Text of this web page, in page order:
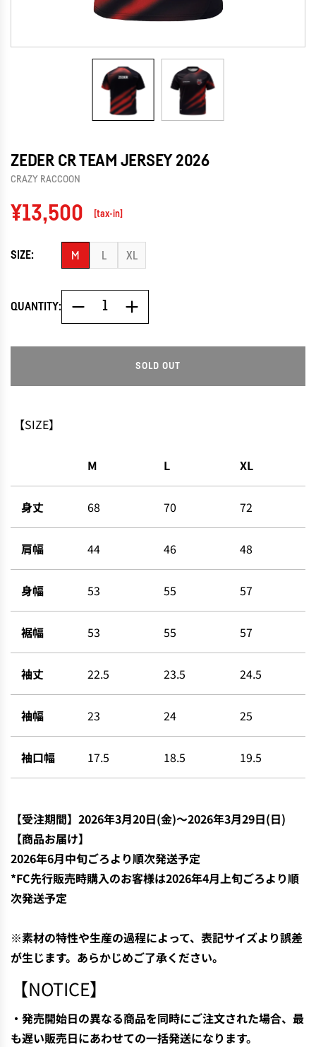
ZEDER CR TEAM JERSEY 2026
CRAZY RACCOON
Regular
price
¥13,500 [tax-in]
SIZE: M L XL
QUANTITY:
SOLD OUT
O
【SIZE】
M L XL
身丈 68 70 72
肩幅 44 46 48
身幅 53 55 57
裾幅 53 55 57
袖丈 22.5 23.5 24.5
袖幅 23 24 25
袖口幅 17.5 18.5 19.5
【受注期間】2026年3月20日(金)〜2026年3月29日(日)
【商品お届け】
2026年6月中旬ごろより順次発送予定
*FC先行販売時購入のお客様は2026年4月上旬ごろより順
次発送予定
※素材の特性や生産の過程によって、表記サイズより誤差
が生じます。あらかじめご了承ください。
【NOTICE】
・発売開始日の異なる商品を同時にご注文された場合、最
も遅い販売日にあわせての一括発送になります。